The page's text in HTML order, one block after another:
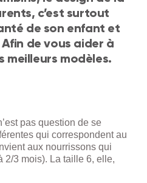
c’est surtout
de son enfant et
de vous aider à
meilleurs modèles.
pas question de se
qui correspondent au
aux nourrissons qui
2/3 mois). La taille 6, elle,